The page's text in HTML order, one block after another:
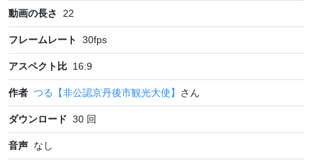
動画の長さ 22
フレームレート 30fps
アスペクト比 16:9
作者 つる【非公認京丹後市観光大使】 さん
ダウンロード 30 回
音声 なし